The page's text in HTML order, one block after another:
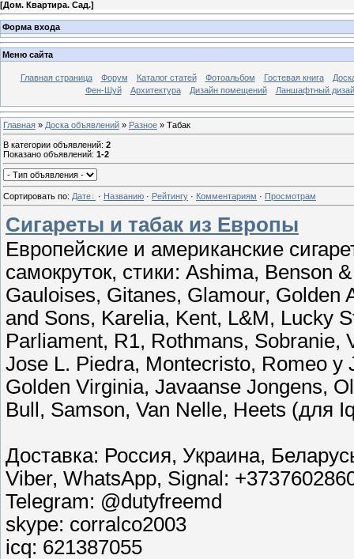
[Дом. Квартира. Сад.]
Форма входа
Меню сайта
Главная страница Форум Каталог статей Фотоальбом Гостевая книга
Фен-Шуй
Архитектура Дизайн помещений Ланшафтный
Главная » Доска объявлений » Разное » Табак
В категории объявлений: 2
Показано объявлений: 1-2
Сортировать по: Дате · Названию · Рейтингу · Комментариям · Просмотрам
Сигареты и табак из Европы
Европейские и американские
самокруток, стики: Ashima, Benson
Gauloises, Gitanes, Glamour, Golden
and Sons, Karelia, Kent, L&M, Lucky
Parliament, R1, Rothmans, Sobranie,
Jose L. Piedra, Montecristo, Romeo
Golden Virginia, Javaanse Jongens,
Bull, Samson, Van Nelle, Heets (для
Доставка: Россия, Украина,
Viber, WhatsApp, Signal:
Telegram: @dutyfreemd
skype: corralco2003
icq: 621387055